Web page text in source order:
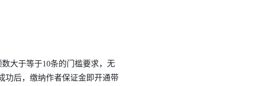
大于等于10条的门槛要求，无
功后，缴纳作者保证金即开通带